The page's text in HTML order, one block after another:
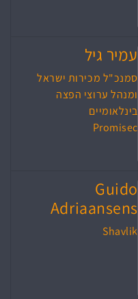
עמיר גיל
סמנכ"ל מכירות ישראל
ומנהל ערוצי הפצה
בינלאומיים
Promisec
Guido
Adriaansens
Shavlik